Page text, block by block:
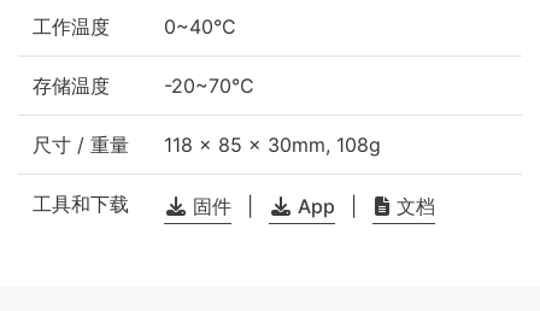
工作温度 0~40°C
存储温度 -20~70°C
尺寸 / 重量 118 x 85 x 30mm, 108g
工具和下载 固件 App 文档